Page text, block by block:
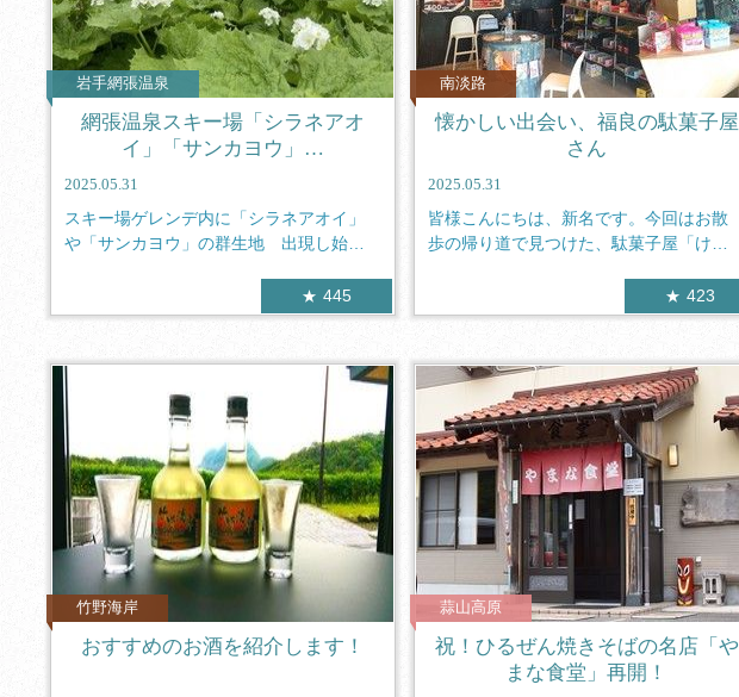
岩手網張温泉
網張温泉スキー場「シラネアオ
イ」「サンカヨウ」…
2025.05.31
スキー場ゲレンデ内に「シラネアオイ」
や「サンカヨウ」の群生地 出現し始め
445
南淡路
懐かしい出会い、福良の駄菓子屋
さん
2025.05.31
皆様こんにちは、新名です。今回はお散
歩の帰り道で見つけた、駄菓子屋「けふ
423
竹野海岸
おすすめのお酒を紹介します！
蒜山高原
祝！ひるぜん焼きそばの名店「や
まな食堂」再開！